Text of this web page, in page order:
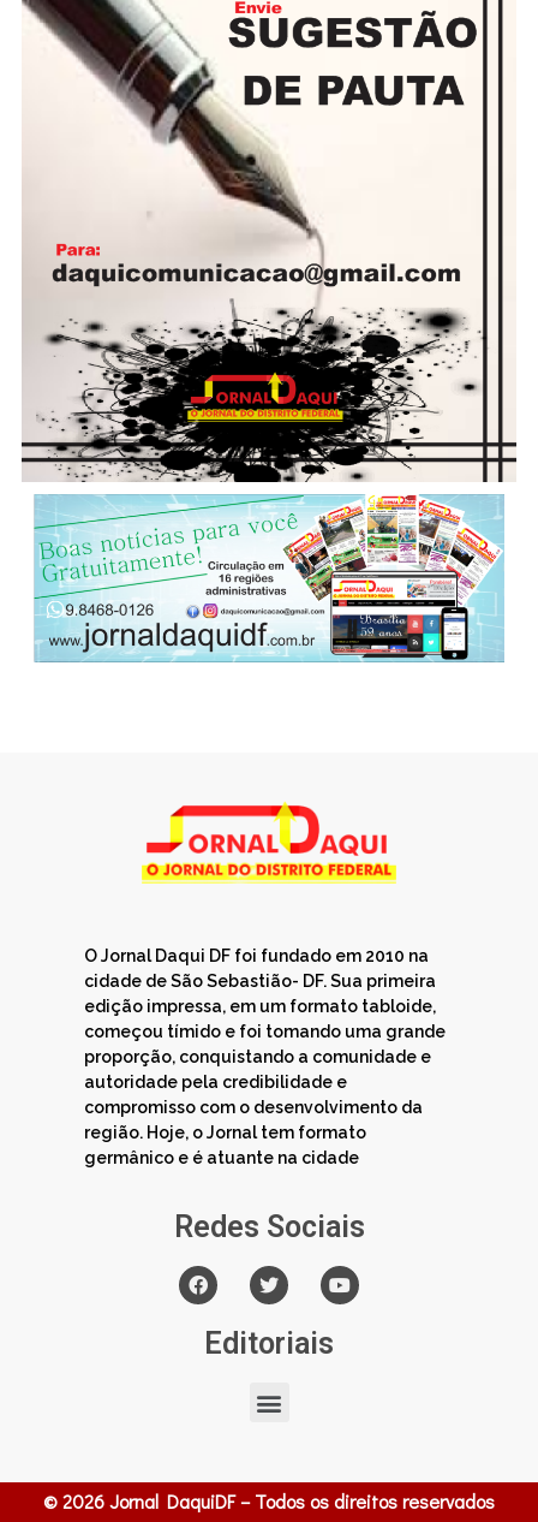
O Jornal Daqui DF foi fundado em 2010 na
cidade de São Sebastião- DF. Sua primeira
edição impressa, em um formato tabloide,
começou tímido e foi tomando uma grande
proporção, conquistando a comunidade e
autoridade pela credibilidade e
compromisso com o desenvolvimento da
região. Hoje, o Jornal tem formato
germânico e é atuante na cidade
Redes Sociais
Editoriais
© 2026 Jornal DaquiDF – Todos os direitos reservados